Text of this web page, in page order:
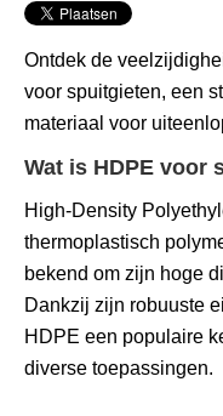
Ontdek de
voor spuitgieten, een
materiaal voor
Wat is HDPE voor
High-Density
thermoplastisch
bekend om zijn hoge
Dankzij zijn robuuste
HDPE een populaire
diverse toepassingen.